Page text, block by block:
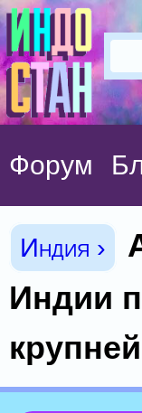
Форум
Индия ›
Индии